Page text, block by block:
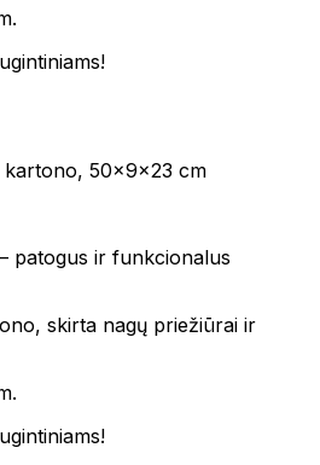
kartono, 50x9x23 cm
patogus ir funkcionalus
skirta nagų priežiūrai ir